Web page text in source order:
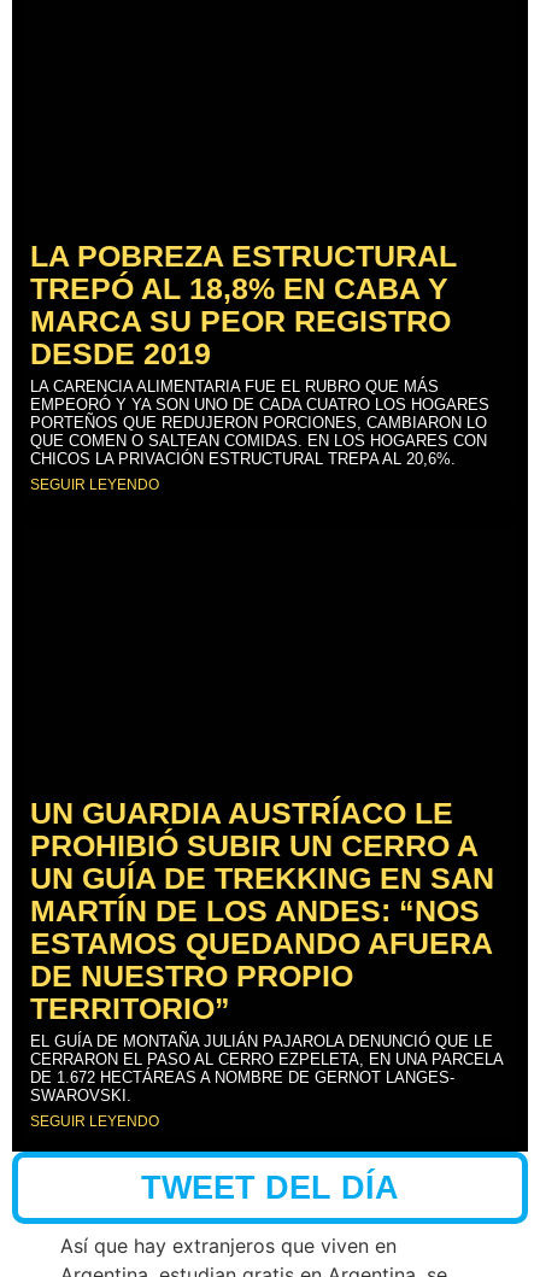
LA POBREZA ESTRUCTURAL
TREPÓ AL 18,8% EN CABA Y
MARCA SU PEOR REGISTRO
DESDE 2019
LA CARENCIA ALIMENTARIA FUE EL RUBRO QUE MÁS
EMPEORÓ Y YA SON UNO DE CADA CUATRO LOS HOGARES
PORTEÑOS QUE REDUJERON PORCIONES, CAMBIARON LO
QUE COMEN O SALTEAN COMIDAS. EN LOS HOGARES CON
CHICOS LA PRIVACIÓN ESTRUCTURAL TREPA AL 20,6%.
SEGUIR LEYENDO
UN GUARDIA AUSTRÍACO LE
PROHIBIÓ SUBIR UN CERRO A
UN GUÍA DE TREKKING EN SAN
MARTÍN DE LOS ANDES: “NOS
ESTAMOS QUEDANDO AFUERA
DE NUESTRO PROPIO
TERRITORIO”
EL GUÍA DE MONTAÑA JULIÁN PAJAROLA DENUNCIÓ QUE LE
CERRARON EL PASO AL CERRO EZPELETA, EN UNA PARCELA
DE 1.672 HECTÁREAS A NOMBRE DE GERNOT LANGES-
SWAROVSKI.
SEGUIR LEYENDO
TWEET DEL DÍA
Así que hay extranjeros que viven en